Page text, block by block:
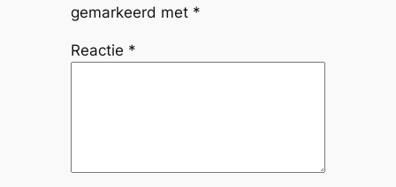
gemarkeerd met *
Reactie *